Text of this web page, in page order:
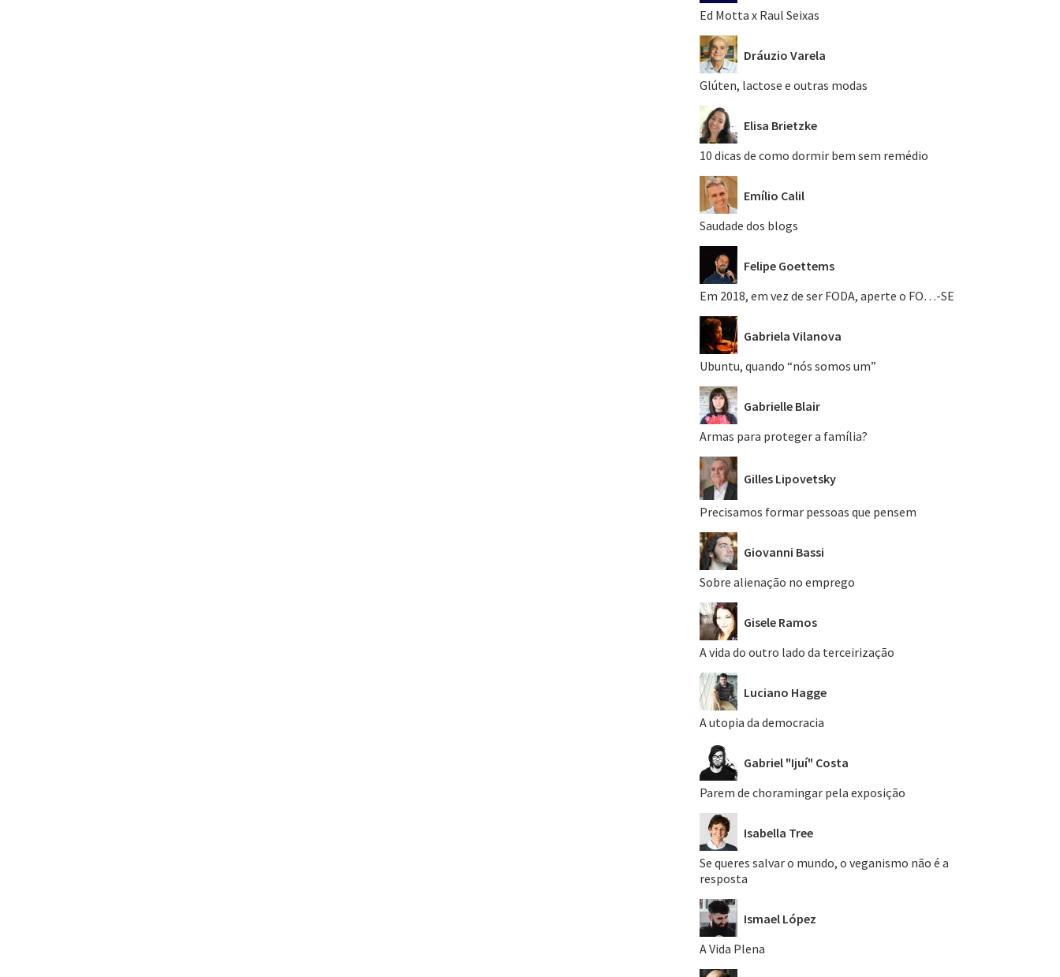
Ed Motta x Raul Seixas
Dráuzio Varela
Glúten, lactose e outras modas
Elisa Brietzke
10 dicas de como dormir bem sem remédio
Emílio Calil
Saudade dos blogs
Felipe Goettems
Em 2018, em vez de ser FODA, aperte o FO…-SE
Gabriela Vilanova
Ubuntu, quando “nós somos um”
Gabrielle Blair
Armas para proteger a família?
Gilles Lipovetsky
Precisamos formar pessoas que pensem
Giovanni Bassi
Sobre alienação no emprego
Gisele Ramos
A vida do outro lado da terceirização
Luciano Hagge
A utopia da democracia
Gabriel "Ijuí" Costa
Parem de choramingar pela exposição
Isabella Tree
Se queres salvar o mundo, o veganismo não é a
resposta
Ismael López
A Vida Plena